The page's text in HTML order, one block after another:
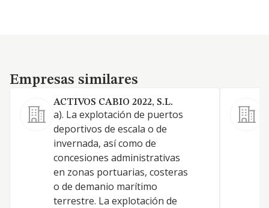
Empresas similares
Empresas similares
ACTIVOS CABIO 2022, S.L.
a). La explotación de puertos
deportivos de escala o de
invernada, así como de
concesiones administrativas
en zonas portuarias, costeras
o de demanio marítimo
terrestre. La explotación de